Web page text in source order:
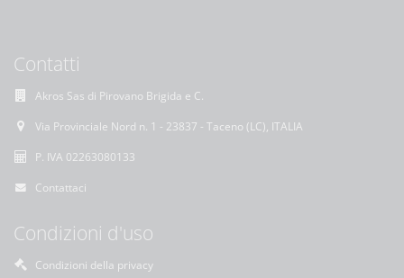
Contatti
Akros Sas di Pirovano Brigida e C.
Via Provinciale Nord n. 1 - 23837 - Taceno (LC), ITALIA
P. IVA 02263080133
Contattaci
Condizioni d'uso
Condizioni della privacy